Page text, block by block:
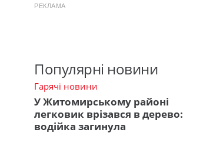
РЕКЛАМА
Популярні новини
Гарячі новини
У Житомирському районі
легковик врізався в дерево:
водійка загинула